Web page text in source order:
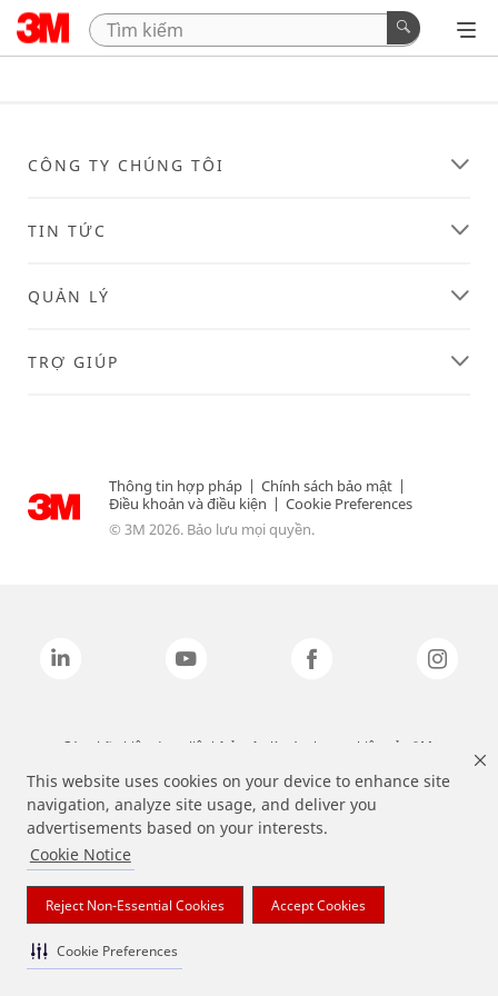
This website uses cookies on your device to enhance site
navigation, analyze site usage, and deliver you
advertisements based on your interests.
Cookie Notice
Reject Non-Essential Cookies Accept Cookies
Cookie Preferences
CÔNG TY CHÚNG TÔI
TIN TỨC
QUẢN LÝ
TRỢ GIÚP
Thông tin hợp pháp | Chính sách bảo mật |
Điều khoản và điều kiện | Cookie Preferences
© 3M 2026. Bảo lưu mọi quyền.
Các nhãn hiệu được liệt kê ở trên là các thương hiệu của 3M.